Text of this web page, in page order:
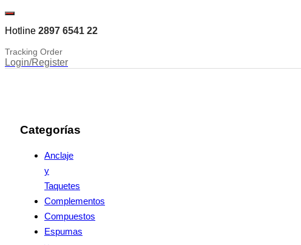
Hotline 2897 6541 22
Tracking Order
Login/Register
Categorías
Anclaje
y
Taquetes
Complementos
Compuestos
Espumas